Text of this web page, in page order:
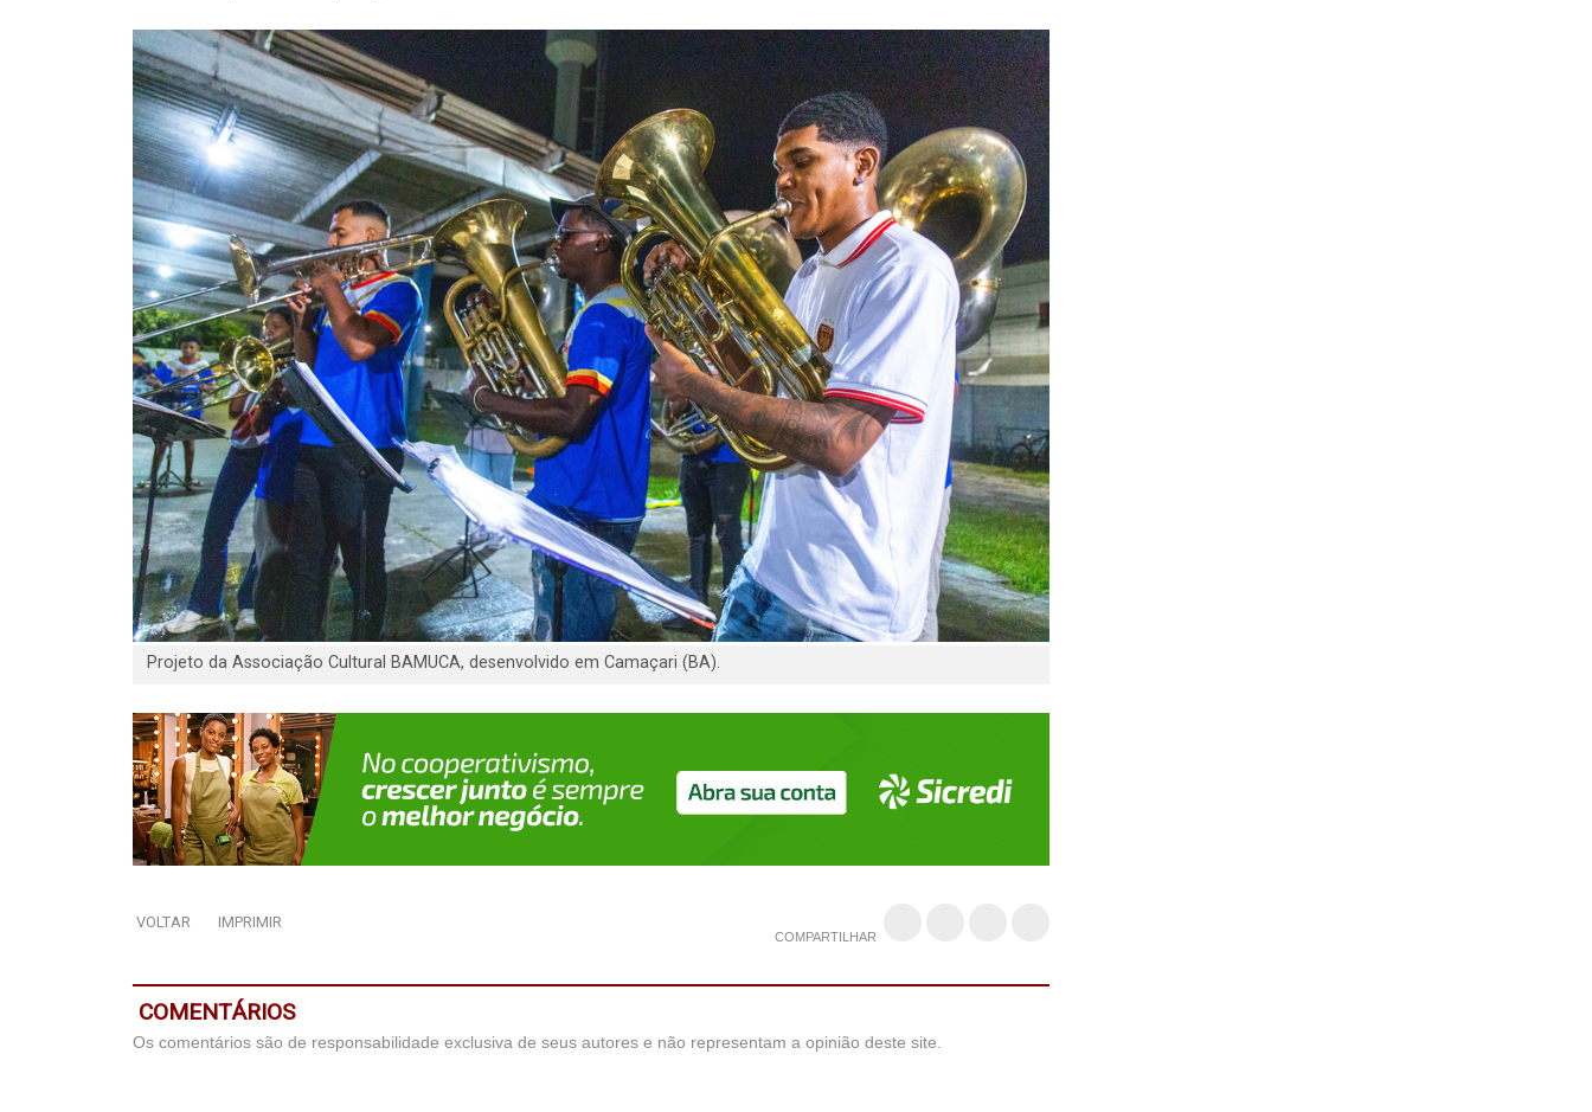
Projeto da Associação Cultural BAMUCA, desenvolvido em Camaçari (BA).
VOLTAR IMPRIMIR
COMPARTILHAR
COMENTÁRIOS
Os comentários são de responsabilidade exclusiva de seus autores e não representam a opinião deste site.